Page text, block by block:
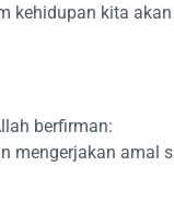
kehidupan kita
berfirman:
mengerjakan amal